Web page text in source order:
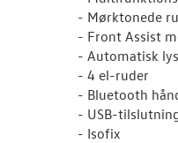
- Mørktonede
- Front Assist
- Automatisk lys
- 4 el-ruder
- Bluetooth
- USB-
- Isofix